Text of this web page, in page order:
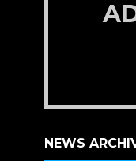
NEWS